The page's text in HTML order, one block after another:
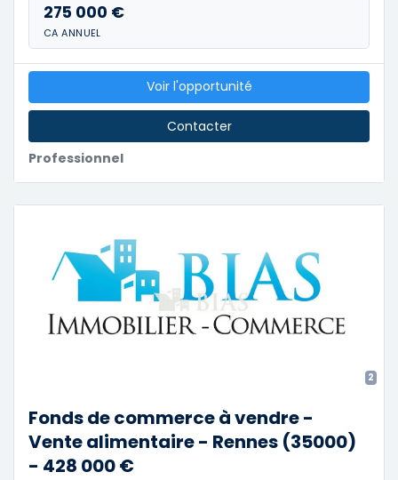
275 000 €
CA ANNUEL
Professionnel
Voir l'opportunité
Contacter
2
Fonds de commerce à vendre -
Vente alimentaire - Rennes (35000)
- 428 000 €